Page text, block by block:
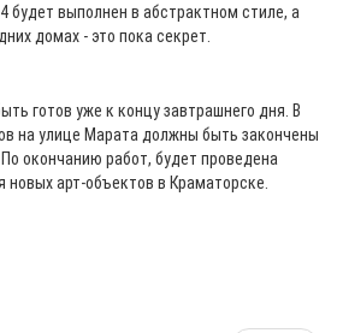
будет выполнен в абстрактном стиле, а
домах - это пока секрет.
готов уже к концу завтрашнего дня. В
на улице Марата должны быть закончены
окончанию работ, будет проведена
новых арт-объектов в Краматорске.